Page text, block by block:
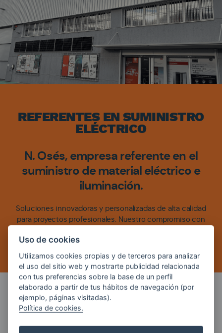
REFERENTES EN SUMINISTRO
ELÉCTRICO
N. Osés, empresa referente en el
suministro de material eléctrico e
iluminación.
Soluciones innovadoras y personalizadas de alta calidad
para proyectos profesionales. Nuestro compromiso con
consolidan como el socio estratégico de confianza en el
sector.
Garantía de stock y experiencia al
Uso de cookies
Utilizamos cookies propias y de terceros para analizar
el uso del sitio web y mostrarte publicidad relacionada
con tus preferencias sobre la base de un perfil
elaborado a partir de tus hábitos de navegación (por
ejemplo, páginas visitadas).
Política de cookies.